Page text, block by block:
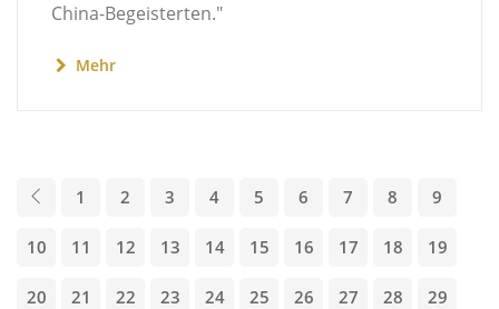
China-Begeisterten."
Mehr
1 2 3 4 5 6 7 8 9
10 11 12 13 14 15 16 17 18 19
20 21 22 23 24 25 26 27 28 29